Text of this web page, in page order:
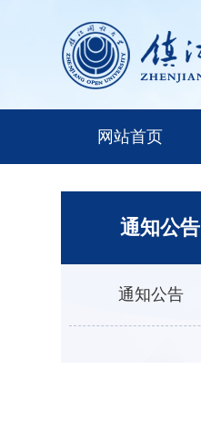
网站首页
通知公告
通知公告